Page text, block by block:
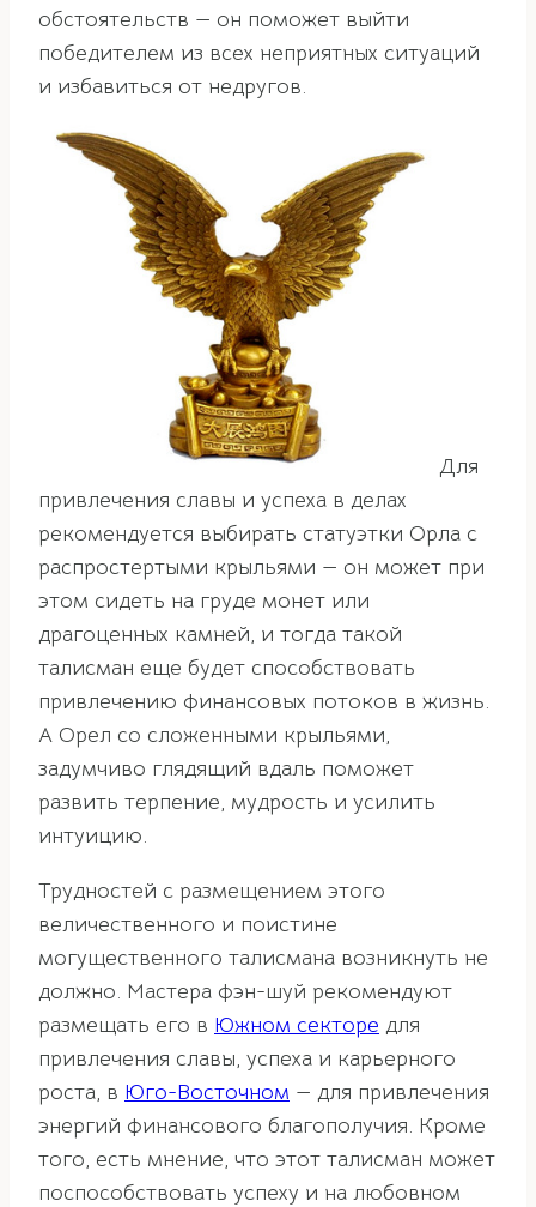
обстоятельств — он поможет выйти
победителем из всех неприятных ситуаций
и избавиться от недругов.
Для
привлечения славы и успеха в делах
рекомендуется выбирать статуэтки Орла с
распростертыми крыльями — он может при
этом сидеть на груде монет или
драгоценных камней, и тогда такой
талисман еще будет способствовать
привлечению финансовых потоков в жизнь.
А Орел со сложенными крыльями,
задумчиво глядящий вдаль поможет
развить терпение, мудрость и усилить
интуицию.
Трудностей с размещением этого
величественного и поистине
могущественного талисмана возникнуть не
должно. Мастера фэн-шуй рекомендуют
размещать его в Южном секторе для
привлечения славы, успеха и карьерного
роста, в Юго-Восточном — для привлечения
энергий финансового благополучия. Кроме
того, есть мнение, что этот талисман может
поспособствовать успеху и на любовном